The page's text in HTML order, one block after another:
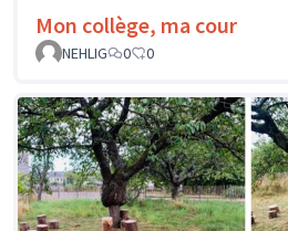
Mon collège, ma cour
NEHLIG
0 0